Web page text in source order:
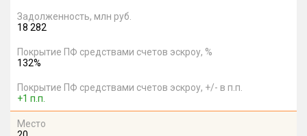
Задолженность, млн руб.
18 282
Покрытие ПФ средствами счетов эскроу, %
132%
Покрытие ПФ средствами счетов эскроу, +/- в п.п.
+1 п.п.
Место